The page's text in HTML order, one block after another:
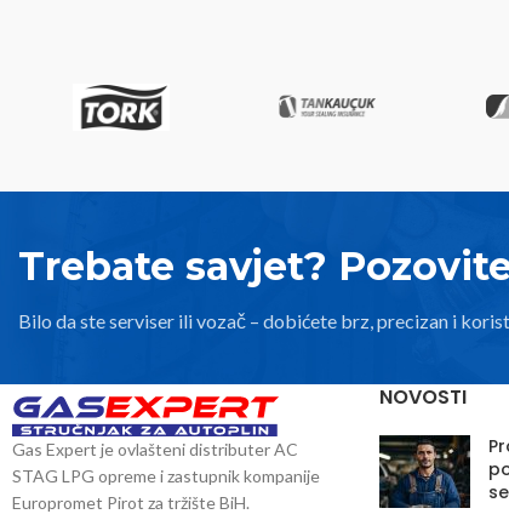
Trebate savjet?
Bilo da ste serviser ili vozač – dobićete brz, precizan i
Gas Expert je ovlašteni distributer AC
STAG LPG opreme i zastupnik kompanije
Europromet Pirot za tržište BiH.
NOVOSTI